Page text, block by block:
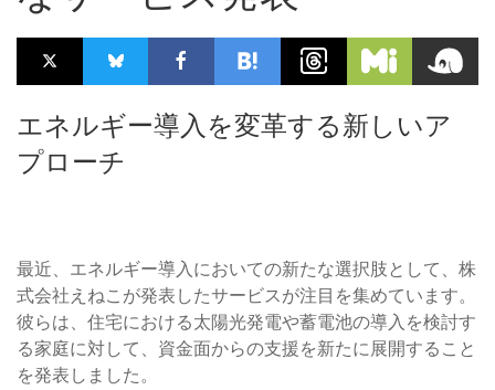
エネルギー導入を変革する新しいア
プローチ
最近、エネルギー導入においての新たな選択肢として、株
式会社えねこが発表したサービスが注目を集めています。
彼らは、住宅における太陽光発電や蓄電池の導入を検討す
る家庭に対して、資金面からの支援を新たに展開すること
を発表しました。